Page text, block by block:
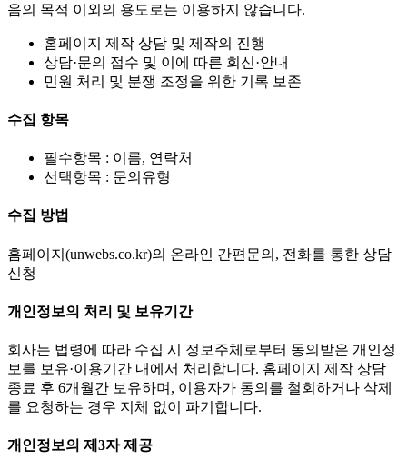
음의 목적 이외의 용도로는 이용하지 않습니다.
홈페이지 제작 상담 및 제작의 진행
상담·문의 접수 및 이에 따른 회신·안내
민원 처리 및 분쟁 조정을 위한 기록 보존
수집 항목
필수항목 : 이름, 연락처
선택항목 : 문의유형
수집 방법
홈페이지(unwebs.co.kr)의 온라인 간편문의, 전화를 통한 상담
신청
개인정보의 처리 및 보유기간
회사는 법령에 따라 수집 시 정보주체로부터 동의받은 개인정
보를 보유·이용기간 내에서 처리합니다. 홈페이지 제작 상담
종료 후 6개월간 보유하며, 이용자가 동의를 철회하거나 삭제
를 요청하는 경우 지체 없이 파기합니다.
개인정보의 제3자 제공